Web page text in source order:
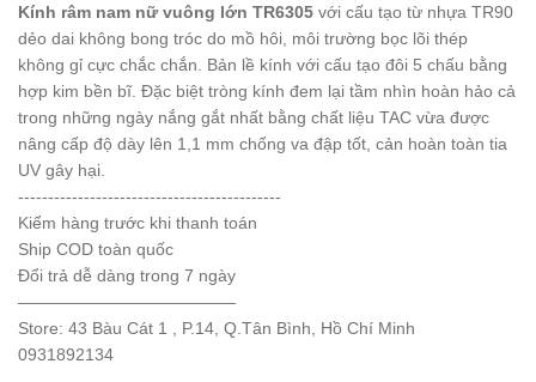
Kính râm nam nữ vuông lớn TR6305 với cấu tạo từ nhựa TR90
dẻo dai không bong tróc do mồ hôi, môi trường bọc lõi thép
không gỉ cực chắc chắn. Bản lề kính với cấu tạo đôi 5 chấu bằng
hợp kim bền bĩ. Đặc biệt tròng kính đem lại tầm nhìn hoàn hảo cả
trong những ngày nắng gắt nhất bằng chất liệu TAC vừa được
nâng cấp độ dày lên 1,1 mm chống va đập tốt, cản hoàn toàn tia
UV gây hại.
--------------------------------------------
Kiểm hàng trước khi thanh toán
Ship COD toàn quốc
Đổi trả dễ dàng trong 7 ngày
—————————————
Store: 43 Bàu Cát 1 , P.14, Q.Tân Bình, Hồ Chí Minh
0931892134